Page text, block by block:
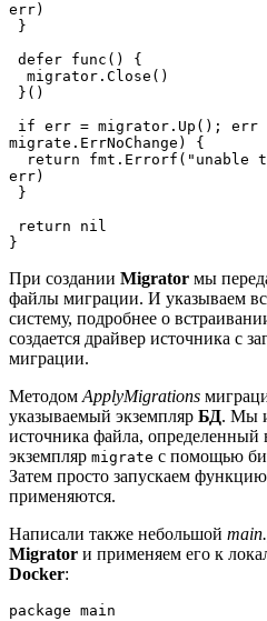
err)
}
defer func() {
  migrator.Close()
}()
migrate.ErrNoChange) {
err)
}
return nil
}
При создании Migrator мы
файлы миграции. И указываем
систему, подробнее о
создается драйвер источника с
миграции.
Методом ApplyMigrations
указываемый экземпляр БД. Мы
источника файла, определенный
экземпляр migrate с помощью
Затем просто запускаем функцию
применяются.
Написали также небольшой
Migrator и применяем его к
Docker:
package main